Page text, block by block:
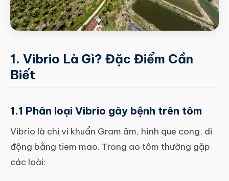
1. Vibrio Là Gì? Đặc Điểm Cần
Biết
1.1 Phân loại Vibrio gây bệnh trên tôm
Vibrio là chi vi khuẩn Gram âm, hình que cong, di
động bằng tiem mao. Trong ao tôm thường gặp
các loài: